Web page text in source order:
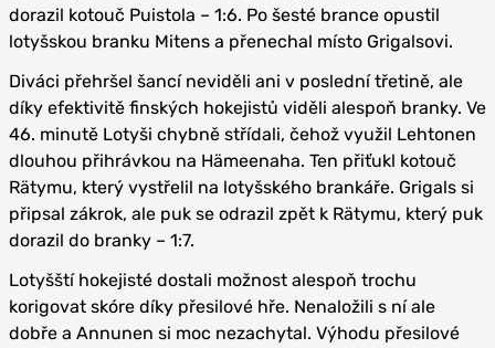
dorazil kotouč Puistola – 1:6. Po šesté brance opustil
lotyšskou branku Mitens a přenechal místo Grigalsovi.
Diváci přehršel šancí neviděli ani v poslední třetině, ale
díky efektivitě finských hokejistů viděli alespoň branky. Ve
46. minutě Lotyši chybně střídali, čehož využil Lehtonen
dlouhou přihrávkou na Hämeenaha. Ten přiťukl kotouč
Rätymu, který vystřelil na lotyšského brankáře. Grigals si
připsal zákrok, ale puk se odrazil zpět k Rätymu, který puk
dorazil do branky – 1:7.
Lotyšští hokejisté dostali možnost alespoň trochu
korigovat skóre díky přesilové hře. Nenaložili s ní ale
dobře a Annunen si moc nezachytal. Výhodu přesilové